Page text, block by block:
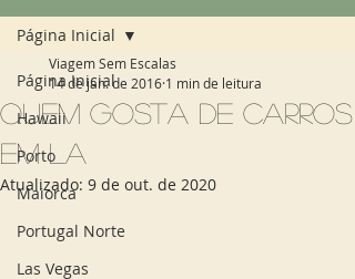
Página Inicial
Hawaii
Porto
Maiorca
Portugal Norte
Las Vegas
Página Inicial
Quem gosta de carros
em LA
Viagem Sem Escalas
14 de jan. de 2016 1 min de leitura
Atualizado: 9 de out. de 2020